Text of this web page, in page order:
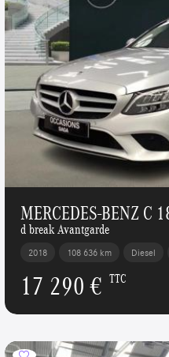
MERCEDES-BENZ C
d break Avantgarde
2018 108 636 km Diesel
17 290 € TTC